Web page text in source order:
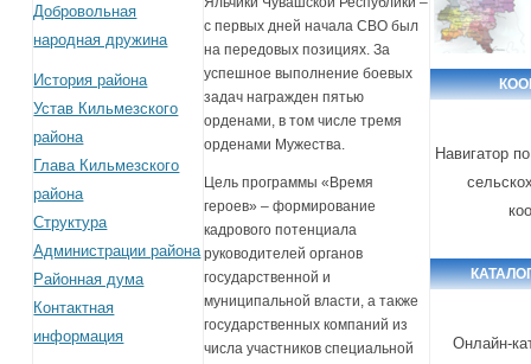
Добровольная
народная дружина
История района
Устав Кильмезского
района
Глава Кильмезского
района
Структура
Администрации района
Районная дума
Контактная
информация
с первых дней начала СВО был
на передовых позициях. За
успешное выполнение боевых
задач награжден пятью
орденами, в том числе тремя
орденами Мужества.
Цель программы «Время
героев» – формирование
кадрового потенциала
руководителей органов
государственной и
муниципальной власти, а также
государственных компаний из
числа участников специальной
Навигатор
Онлайн-